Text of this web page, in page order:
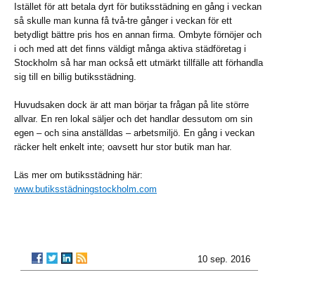
Istället för att betala dyrt för butiksstädning en gång i veckan
så skulle man kunna få två-tre gånger i veckan för ett
betydligt bättre pris hos en annan firma. Ombyte förnöjer och
i och med att det finns väldigt många aktiva städföretag i
Stockholm så har man också ett utmärkt tillfälle att förhandla
sig till en billig butiksstädning.
Huvudsaken dock är att man börjar ta frågan på lite större
allvar. En ren lokal säljer och det handlar dessutom om sin
egen – och sina anställdas – arbetsmiljö. En gång i veckan
räcker helt enkelt inte; oavsett hur stor butik man har.
Läs mer om butiksstädning här:
www.butiksstädningstockholm.com
10 sep. 2016